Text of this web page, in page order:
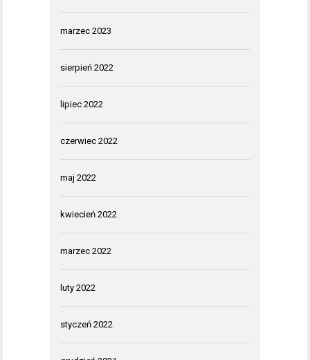
marzec 2023
sierpień 2022
lipiec 2022
czerwiec 2022
maj 2022
kwiecień 2022
marzec 2022
luty 2022
styczeń 2022